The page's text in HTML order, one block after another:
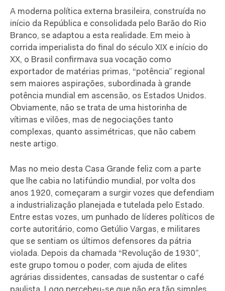
A moderna política externa brasileira, construída no
início da República e consolidada pelo Barão do Rio
Branco, se adaptou a esta realidade. Em meio à
corrida imperialista do final do século XIX e início do
XX, o Brasil confirmava sua vocação como
exportador de matérias primas, “potência” regional
sem maiores aspirações, subordinada à grande
potência mundial em ascensão, os Estados Unidos.
Obviamente, não se trata de uma historinha de
vítimas e vilões, mas de negociações tanto
complexas, quanto assimétricas, que não cabem
neste artigo.
Mas no meio desta Casa Grande feliz com a parte
que lhe cabia no latifúndio mundial, por volta dos
anos 1920, começaram a surgir vozes que defendiam
a industrialização planejada e tutelada pelo Estado.
Entre estas vozes, um punhado de líderes políticos de
corte autoritário, como Getúlio Vargas, e militares
que se sentiam os últimos defensores da pátria
violada. Depois da chamada “Revolução de 1930”,
este grupo tomou o poder, com ajuda de elites
agrárias dissidentes, cansadas de sustentar o café